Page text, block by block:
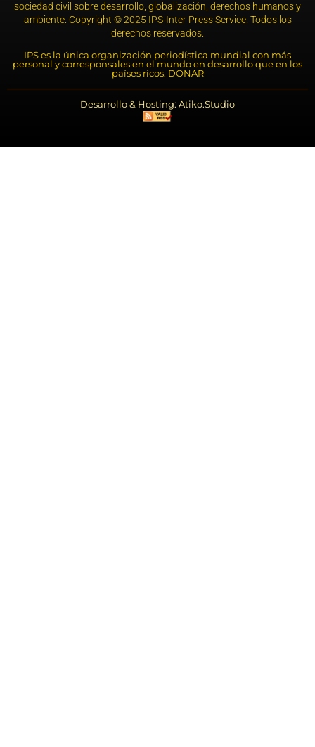
sociedad civil sobre desarrollo, globalización, derechos humanos y
ambiente. Copyright © 2025 IPS-Inter Press Service. Todos los
derechos reservados.
IPS es la única organización periodística mundial con más
personal y corresponsales en el mundo en desarrollo que en los
países ricos. DONAR
Desarrollo & Hosting: Atiko.Studio